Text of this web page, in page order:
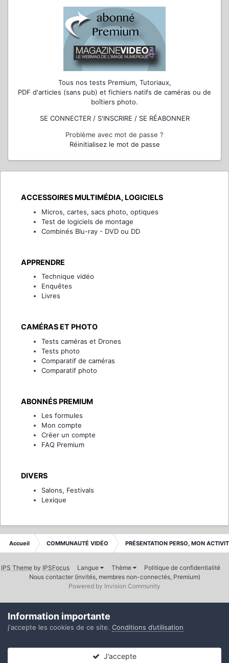
Tous nos tests Premium, Tutoriaux,
PDF d'articles (sans pub) et fichiers natifs de caméras ou de
boîtiers photo.
SE CONNECTER / S'INSCRIRE / SE RÉABONNER
Problème avec mot de passe ?
Réinitialisez le mot de passe
ACCESSOIRES MULTIMÉDIA, LOGICIELS
Micros, cartes, sacs photo, optiques
Test de logiciels de montage
Combinés Blu-ray - DVD ou DD
APPRENDRE
Technique vidéo
Enquêtes
Livres
CAMÉRAS ET PHOTO
Tests caméras et Drones
Tests photo
Comparatif de caméras
Comparatif photo
ABONNÉS PREMIUM
Les formules
Mon compte
Créer un compte
FAQ Premium
DIVERS
Salons, Festivals
Lexique
Accueil COMMUNAUTÉ VIDÉO PRÉSENTATION PERSO, MON
IPS Theme by IPSFocus Langue Thème
Politique de confidentialité
Nous contacter (invités, membres non-connectés, Premium)
Powered by Invision Community
Information importante
j'accepte les cookies de ce site. Conditions d’utilisation
J’accepte